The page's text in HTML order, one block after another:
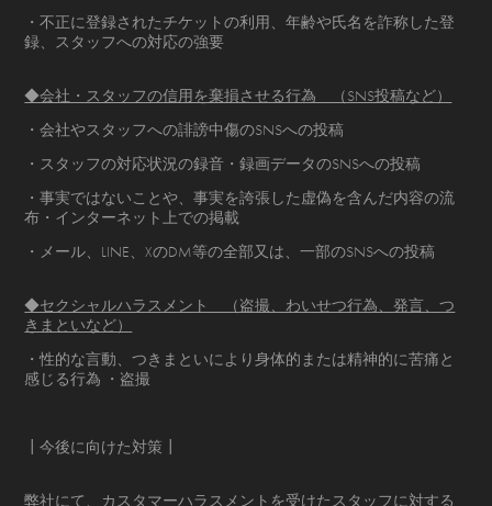
・不正に登録されたチケットの利用、年齢や氏名を詐称した登
録、スタッフへの対応の強要
◆会社・スタッフの信用を棄損させる行為 （SNS投稿など）
・会社やスタッフへの誹謗中傷のSNSへの投稿
・スタッフの対応状況の録音・録画データのSNSへの投稿
・事実ではないことや、事実を誇張した虚偽を含んだ内容の流
布・インターネット上での掲載
・メール、LINE、XのDM等の全部又は、一部のSNSへの投稿
◆セクシャルハラスメント （盗撮、わいせつ行為、発言、つ
きまといなど）
・性的な言動、つきまといにより身体的または精神的に苦痛と
感じる行為 ・盗撮
┃今後に向けた対策┃
弊社にて、カスタマーハラスメントを受けたスタッフに対する